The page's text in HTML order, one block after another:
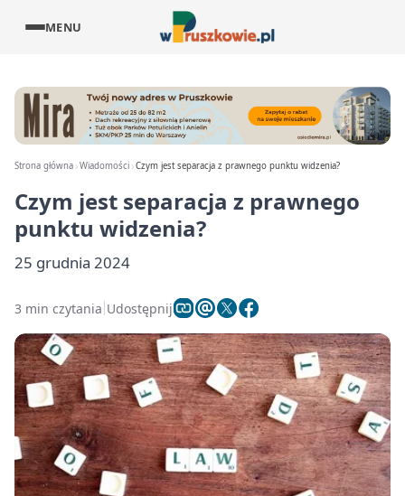
MENU
Strona główna Wiadomości Czym jest separacja z prawnego punktu widzenia?
Czym jest separacja z prawnego
punktu widzenia?
25 grudnia 2024
3 min czytania Udostępnij